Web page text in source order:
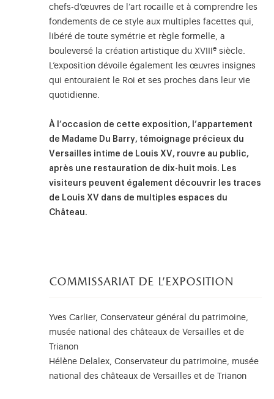
chefs-d’œuvres de l’art rocaille et à comprendre les
fondements de ce style aux multiples facettes qui,
libéré de toute symétrie et règle formelle, a
bouleversé la création artistique du XVIII
e siècle.
L’exposition dévoile également les œuvres insignes
qui entouraient le Roi et ses proches dans leur vie
quotidienne.
À l’occasion de cette exposition, l’appartement
de Madame Du Barry, témoignage précieux du
Versailles intime de Louis XV, rouvre au public,
après une restauration de dix-huit mois. Les
visiteurs peuvent également découvrir les traces
de Louis XV dans de multiples espaces du
Château.
commissariat de l’exposition
Yves Carlier, Conservateur général du patrimoine,
musée national des châteaux de Versailles et de
Trianon
Hélène Delalex, Conservateur du patrimoine, musée
national des châteaux de Versailles et de Trianon